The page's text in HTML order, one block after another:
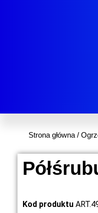
Strona główna /
Kod produktu